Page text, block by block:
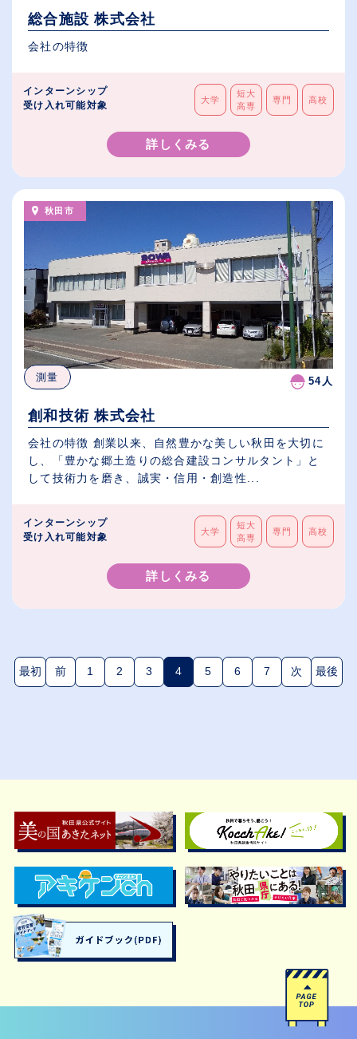
総合施設 株式会社
会社の特徴
インターンシップ
受け入れ可能対象
大学
短大
高専
専門 高校
詳しくみる
秋田市
測量 54人
創和技術 株式会社
会社の特徴 創業以来、自然豊かな美しい秋田を大切に
し、「豊かな郷土造りの総合建設コンサルタント」と
して技術力を磨き、誠実・信用・創造性...
インターンシップ
受け入れ可能対象
大学
短大
高専
専門 高校
詳しくみる
最初 前 1 2 3 4(現在のページ)
5 6 7 次 最後